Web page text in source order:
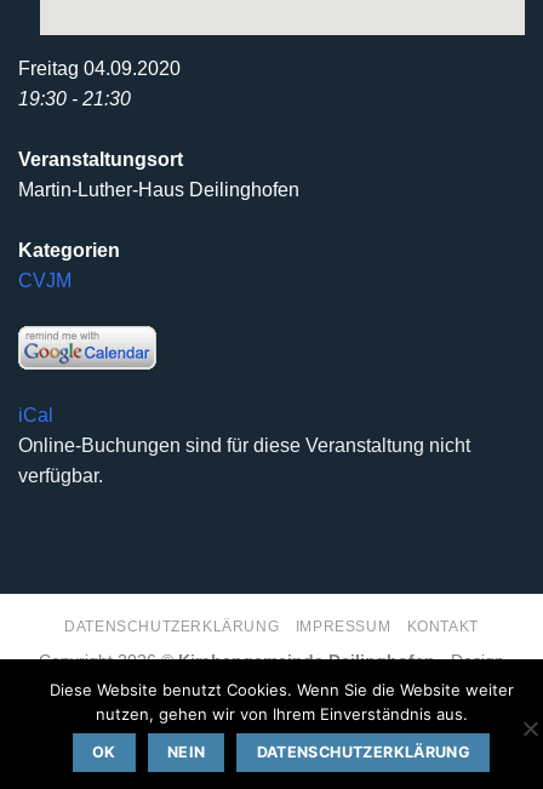
Freitag 04.09.2020
19:30 - 21:30
Veranstaltungsort
Martin-Luther-Haus Deilinghofen
Kategorien
CVJM
iCal
Online-Buchungen sind für diese Veranstaltung nicht
verfügbar.
DATENSCHUTZERKLÄRUNG IMPRESSUM KONTAKT
Copyright 2026 ©Kirchengemeinde Deilinghofen- Design
kleinzweidrei Kommunikationsdesign
Diese Website benutzt Cookies. Wenn Sie die Website weiter
nutzen, gehen wir von Ihrem Einverständnis aus.
OK NEIN DATENSCHUTZERKLÄRUNG